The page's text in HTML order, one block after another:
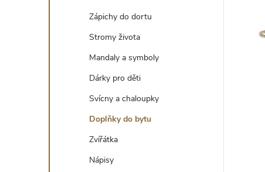
Zápichy do dortu
Stromy života
Mandaly a symboly
Dárky pro děti
Svícny a chaloupky
Doplňky do bytu
Zvířátka
Nápisy